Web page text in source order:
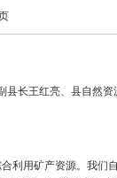
长王红亮、县自然资
利用矿产资源。我们